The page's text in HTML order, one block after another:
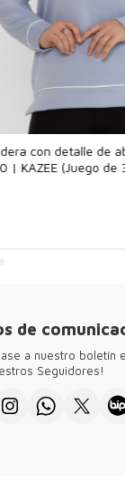
El hecho
cualquier
pieza de
Tejido de
comodidad
La tela,
versátil
duradera y
spandex
mayoristas
con detalle de
| KAZEE (Juego de
de
a nuestro boletín
Seguidores!